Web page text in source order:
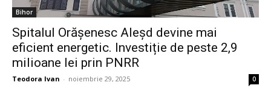
Bihor
Spitalul Orășenesc Aleșd devine mai
eficient energetic. Investiție de peste 2,9
milioane lei prin PNRR
Teodora Ivan - noiembrie 29, 2025 0